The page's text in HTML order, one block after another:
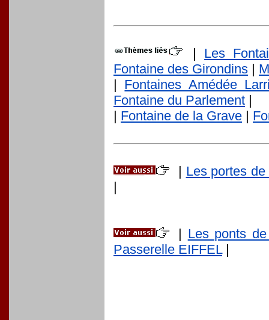
| Les
Fontaine des Girondins |
| Fontaines Amédée
Fontaine du Parlement |
| Fontaine de la Grave |
| Les portes
|
| Les ponts
Passerelle EIFFEL|